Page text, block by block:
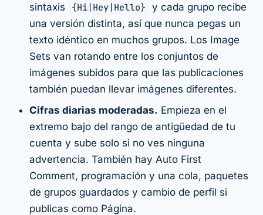
sintaxis
{Hi|Hey|Hello} y cada grupo recibe
una versión distinta, así que nunca pegas un
texto idéntico en muchos grupos. Los Image
Sets van rotando entre los conjuntos de
imágenes subidos para que las publicaciones
también puedan llevar imágenes diferentes.
Cifras diarias moderadas. Empieza en el
extremo bajo del rango de antigüedad de tu
cuenta y sube solo si no ves ninguna
advertencia. También hay Auto First
Comment, programación y una cola, paquetes
de grupos guardados y cambio de perfil si
publicas como Página.